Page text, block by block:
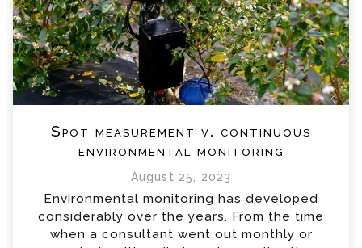
Spot measurement v. continuous
environmental monitoring
August 25, 2023
Environmental monitoring has developed
considerably over the years. From the time
when a consultant went out monthly or